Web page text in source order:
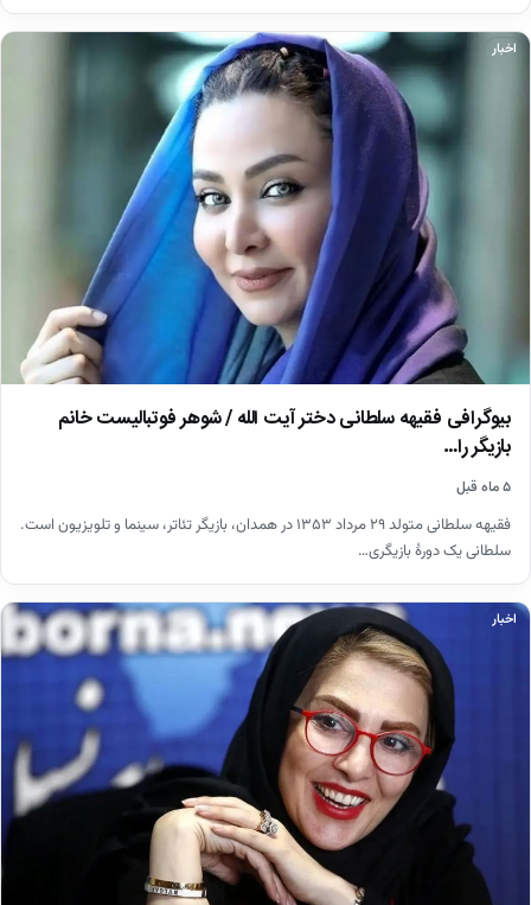
اخبار
بیوگرافی فقیهه سلطانی دختر آیت الله / شوهر فوتبالیست خانم
بازیگر را…
۵ ماه قبل
فقیهه سلطانی متولد ۲۹ مرداد ۱۳۵۳ در همدان، بازیگر تئاتر، سینما و تلویزیون است.
سلطانی یک دورهٔ بازیگری…
اخبار